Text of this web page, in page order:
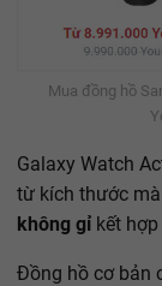
Mua đồng hồ
Galaxy Watch
từ kích thước
không gỉ kết
Đồng hồ cơ bản